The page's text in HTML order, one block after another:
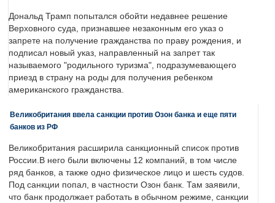
Дональд Трамп попытался обойти недавнее решение
Верховного суда, признавшее незаконным его указ о
запрете на получение гражданства по праву рождения, и
подписал новый указ, направленный на запрет так
называемого "родильного туризма", подразумевающего
приезд в страну на роды для получения ребенком
американского гражданства.
Великобритания ввела санкции против Озон банка и еще пяти
банков из РФ
Великобритания расширила санкционный список против
России.В него были включены 12 компаний, в том числе
ряд банков, а также одно физическое лицо и шесть судов.
Под санкции попал, в частности Озон банк. Там заявили,
что банк продолжает работать в обычном режиме, санкции